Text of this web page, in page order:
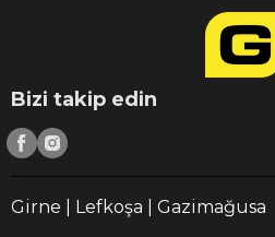
Bizi takip edin
Girne | Lefkoşa | Gazimağusa